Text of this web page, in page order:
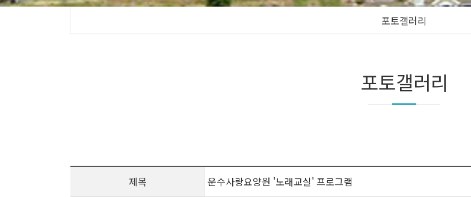
포토갤러리
포토갤러리
제목 운수사랑요양원 '노래교실' 프로그램